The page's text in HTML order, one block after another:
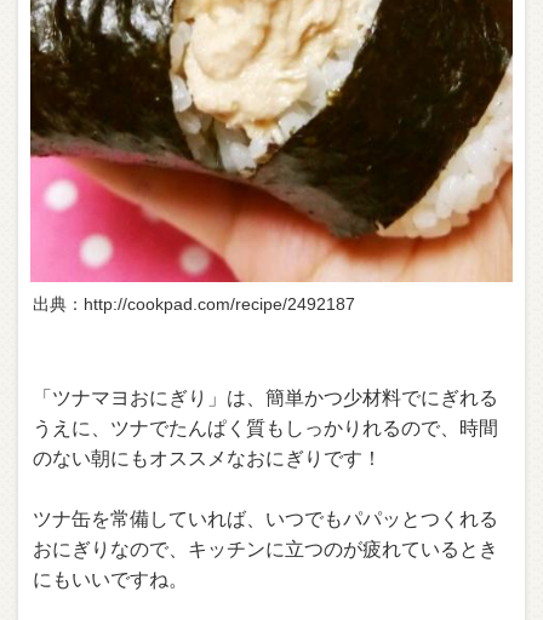
出典：http://cookpad.com/recipe/2492187
「ツナマヨおにぎり」は、簡単かつ少材料でにぎれる
うえに、ツナでたんぱく質もしっかりれるので、時間
のない朝にもオススメなおにぎりです！
ツナ缶を常備していれば、いつでもパパッとつくれる
おにぎりなので、キッチンに立つのが疲れているとき
にもいいですね。